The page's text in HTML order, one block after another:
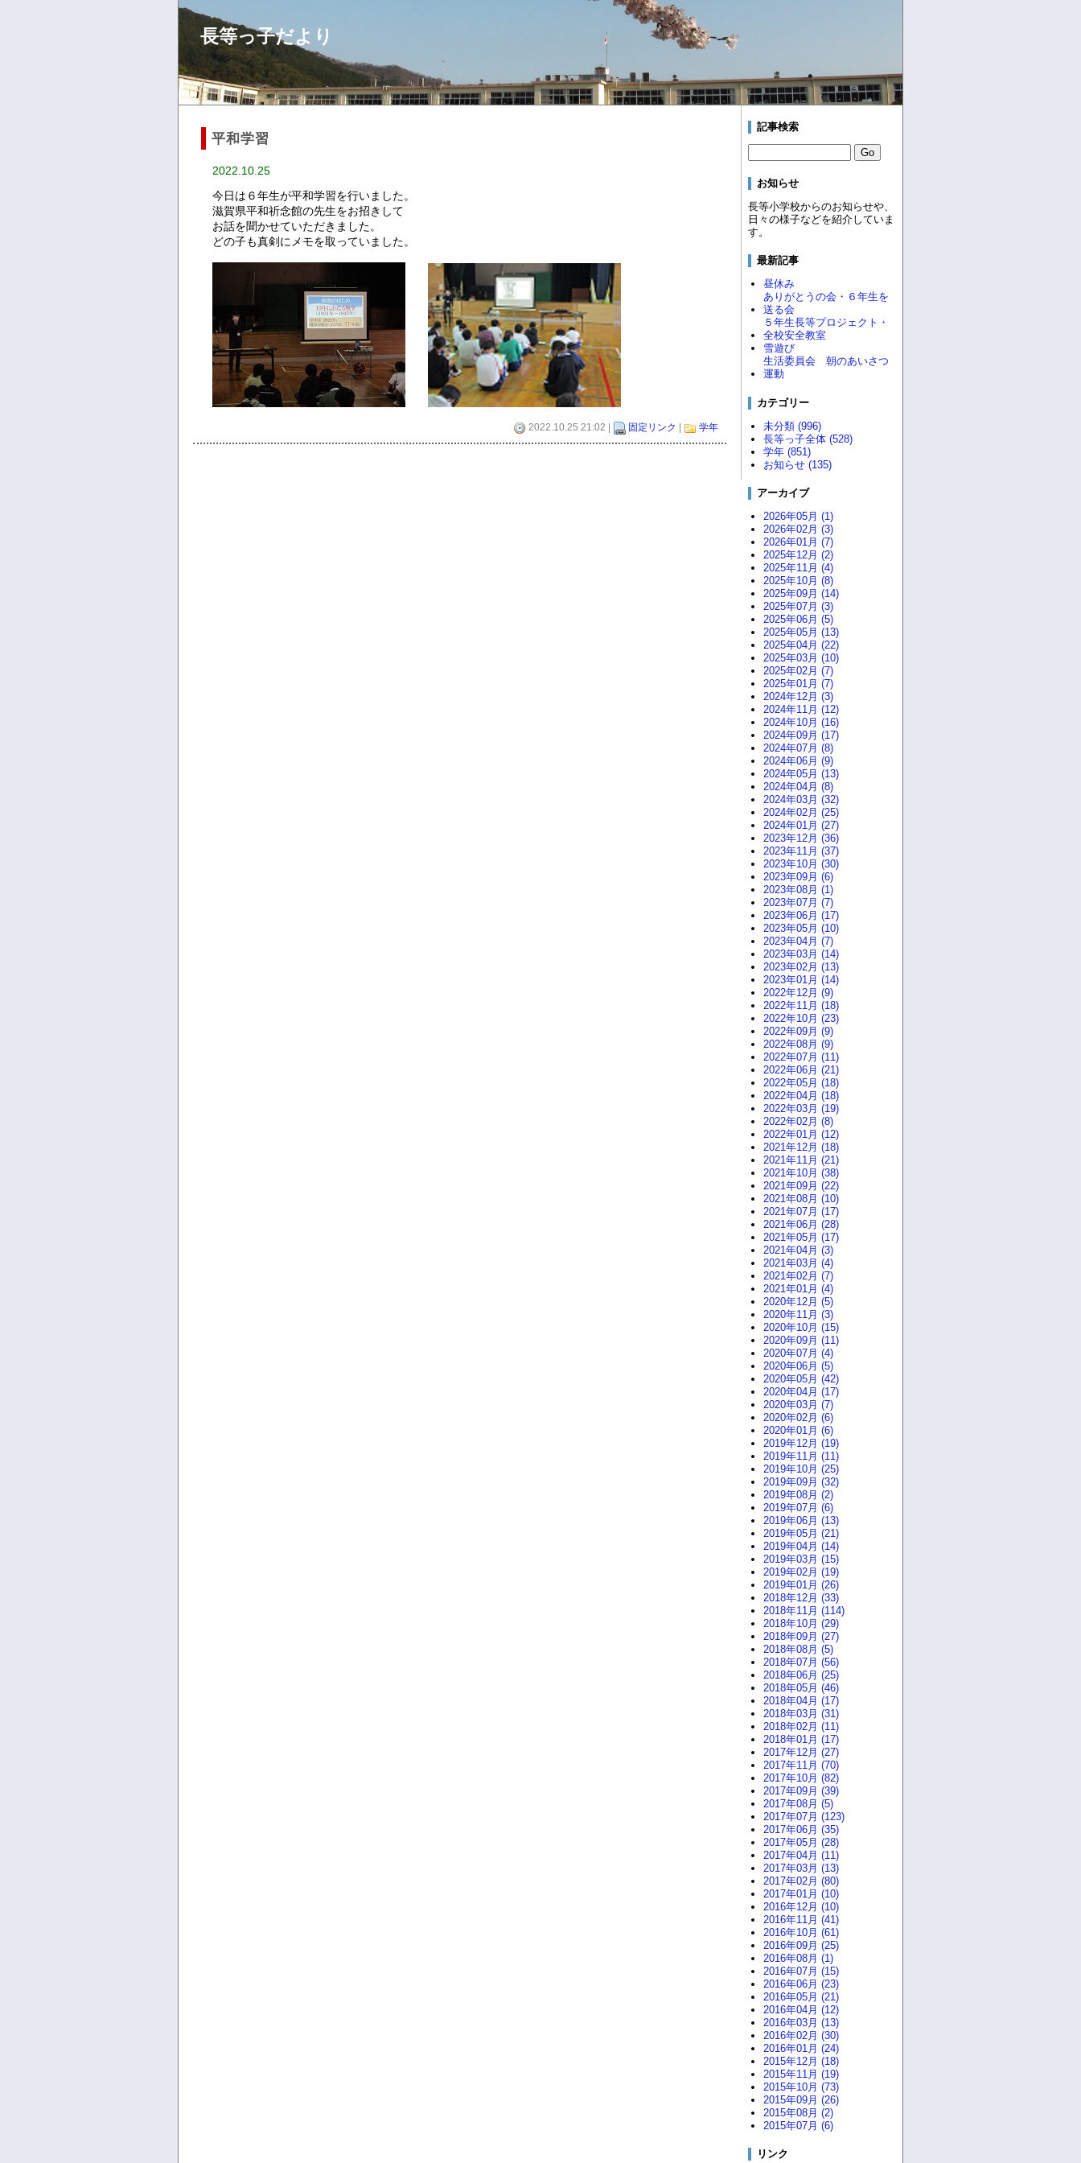
長等っ子だより
平和学習
2022.10.25
今日は６年生が平和学習を行いました。
滋賀県平和祈念館の先生をお招きして
お話を聞かせていただきました。
どの子も真剣にメモを取っていました。
2022.10.25 21:02 | 固定リンク 学年
記事検索
お知らせ
長等小学校からのお知らせや、
日々の様子などを紹介していま
す。
最新記事
昼休み
ありがとうの会・６年生を
送る会
５年生長等プロジェクト・
全校安全教室
雪遊び
生活委員会 朝のあいさつ
運動
カテゴリー
未分類 (996)
長等っ子全体 (528)
学年 (851)
お知らせ (135)
アーカイブ
2026年05月 (1)
2026年02月 (3)
2026年01月 (7)
2025年12月 (2)
2025年11月 (4)
2025年10月 (8)
2025年09月 (14)
2025年07月 (3)
2025年06月 (5)
2025年05月 (13)
2025年04月 (22)
2025年03月 (10)
2025年02月 (7)
2025年01月 (7)
2024年12月 (3)
2024年11月 (12)
2024年10月 (16)
2024年09月 (17)
2024年07月 (8)
2024年06月 (9)
2024年05月 (13)
2024年04月 (8)
2024年03月 (32)
2024年02月 (25)
2024年01月 (27)
2023年12月 (36)
2023年11月 (37)
2023年10月 (30)
2023年09月 (6)
2023年08月 (1)
2023年07月 (7)
2023年06月 (17)
2023年05月 (10)
2023年04月 (7)
2023年03月 (14)
2023年02月 (13)
2023年01月 (14)
2022年12月 (9)
2022年11月 (18)
2022年10月 (23)
2022年09月 (9)
2022年08月 (9)
2022年07月 (11)
2022年06月 (21)
2022年05月 (18)
2022年04月 (18)
2022年03月 (19)
2022年02月 (8)
2022年01月 (12)
2021年12月 (18)
2021年11月 (21)
2021年10月 (38)
2021年09月 (22)
2021年08月 (10)
2021年07月 (17)
2021年06月 (28)
2021年05月 (17)
2021年04月 (3)
2021年03月 (4)
2021年02月 (7)
2021年01月 (4)
2020年12月 (5)
2020年11月 (3)
2020年10月 (15)
2020年09月 (11)
2020年07月 (4)
2020年06月 (5)
2020年05月 (42)
2020年04月 (17)
2020年03月 (7)
2020年02月 (6)
2020年01月 (6)
2019年12月 (19)
2019年11月 (11)
2019年10月 (25)
2019年09月 (32)
2019年08月 (2)
2019年07月 (6)
2019年06月 (13)
2019年05月 (21)
2019年04月 (14)
2019年03月 (15)
2019年02月 (19)
2019年01月 (26)
2018年12月 (33)
2018年11月 (114)
2018年10月 (29)
2018年09月 (27)
2018年08月 (5)
2018年07月 (56)
2018年06月 (25)
2018年05月 (46)
2018年04月 (17)
2018年03月 (31)
2018年02月 (11)
2018年01月 (17)
2017年12月 (27)
2017年11月 (70)
2017年10月 (82)
2017年09月 (39)
2017年08月 (5)
2017年07月 (123)
2017年06月 (35)
2017年05月 (28)
2017年04月 (11)
2017年03月 (13)
2017年02月 (80)
2017年01月 (10)
2016年12月 (10)
2016年11月 (41)
2016年10月 (61)
2016年09月 (25)
2016年08月 (1)
2016年07月 (15)
2016年06月 (23)
2016年05月 (21)
2016年04月 (12)
2016年03月 (13)
2016年02月 (30)
2016年01月 (24)
2015年12月 (18)
2015年11月 (19)
2015年10月 (73)
2015年09月 (26)
2015年08月 (2)
2015年07月 (6)
リンク